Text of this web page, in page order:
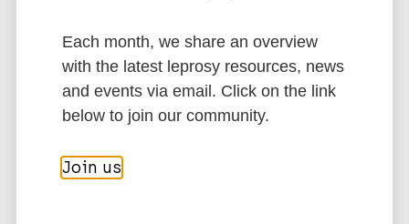
changes in the world scenario, resulting in losses for
different population groups. In Brazil, people with
leprosy stood out, which is a disease marginalized by
society. Thus, it is important that health
comprehensive care and that society is informed
Each month, we share an overview
with the latest leprosy resources, news
and events via email. Click on the link
below to join our community.
Join us